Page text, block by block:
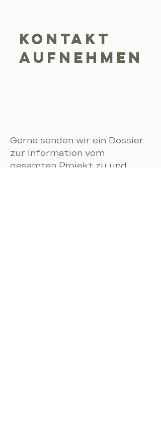
Kontakt
aufnehmen
Gerne senden wir ein Dossier
zur Information vom
gesamten Projekt zu und